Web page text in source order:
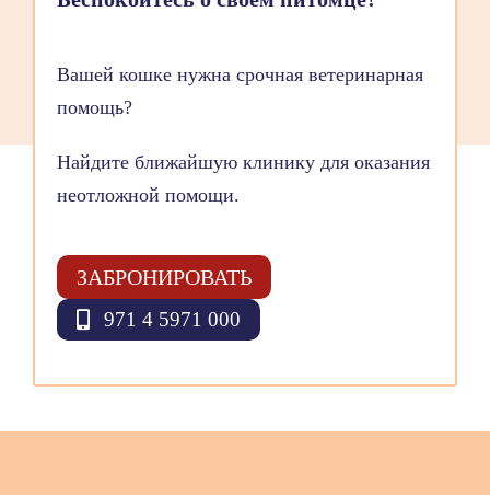
Вашей кошке нужна срочная ветеринарная
помощь?
Найдите ближайшую клинику для оказания
неотложной помощи.
ЗАБРОНИРОВАТЬ
971 4 5971 000